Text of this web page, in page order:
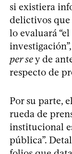
si existiera
delictivos que
lo evaluará
per sey de
respecto de
Por su parte,
rueda de
institucional
pública”.